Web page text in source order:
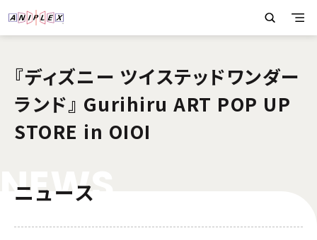
『ディズニー ツイステッドワンダー
ランド』 Gurihiru ART POP UP
STORE in OIOI
NEWS
ニュース